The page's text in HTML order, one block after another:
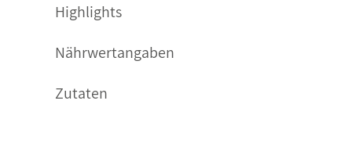
Highlights
Nährwertangaben
Zutaten